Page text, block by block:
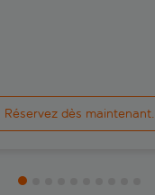
Réservez dès maintenant.